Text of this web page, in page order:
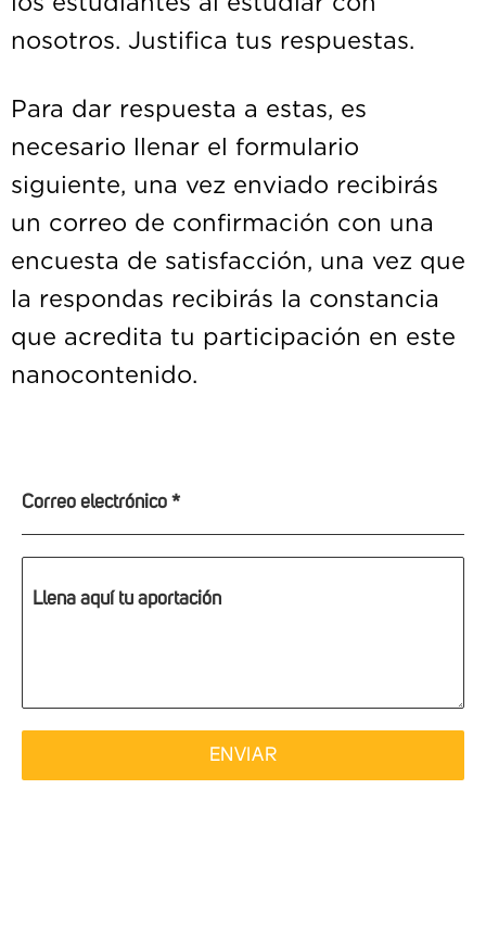
nosotros. Justifica tus respuestas.
Para dar respuesta a estas, es
necesario llenar el formulario
siguiente, una vez enviado recibirás
un correo de confirmación con una
encuesta de satisfacción, una vez que
la respondas recibirás la constancia
que acredita tu participación en este
nanocontenido.
Correo electrónico *
Llena aquí tu aportación
ENVIAR